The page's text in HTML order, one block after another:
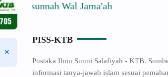
Wal Jama'ah
PISS-KTB
Pustaka Ilmu Sunni Salafiyah - KTB.
informasi tanya-jawab islam sesuai